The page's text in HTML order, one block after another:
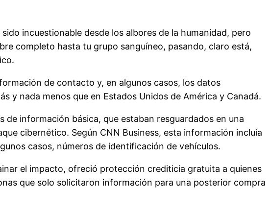
incuestionable desde los albores de la humanidad, pero
completo hasta tu grupo sanguíneo, pasando, claro está,
de contacto y, en algunos casos, los datos
y nada menos que en Estados Unidos de América y Canadá.
información básica, que estaban resguardados en una
cibernético. Según CNN Business, esta información incluía
casos, números de identificación de vehículos.
el impacto, ofreció protección crediticia gratuita a quienes
que solo solicitaron información para una posterior compra